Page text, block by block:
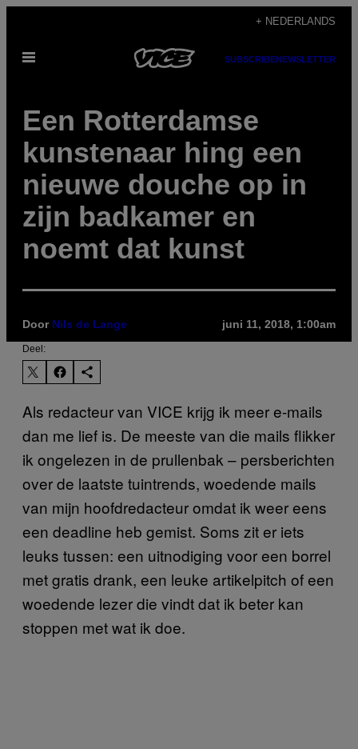
de
+ NEDERLANDS
Open
SUBSCRIBENEWSLETTER
Een Rotterdamse
kunstenaar hing een
nieuwe douche op in
zijn badkamer en
noemt dat kunst
Door Nils de Lange juni 11, 2018, 1:00am
Deel:
Als redacteur van VICE krijg ik meer e-mails
dan me lief is. De meeste van die mails flikker
ik ongelezen in de prullenbak – persberichten
over de laatste tuintrends, woedende mails
van mijn hoofdredacteur omdat ik weer eens
een deadline heb gemist. Soms zit er iets
leuks tussen: een uitnodiging voor een borrel
met gratis drank, een leuke artikelpitch of een
woedende lezer die vindt dat ik beter kan
stoppen met wat ik doe.